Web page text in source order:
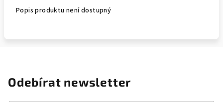
Popis produktu není dostupný
Odebírat newsletter